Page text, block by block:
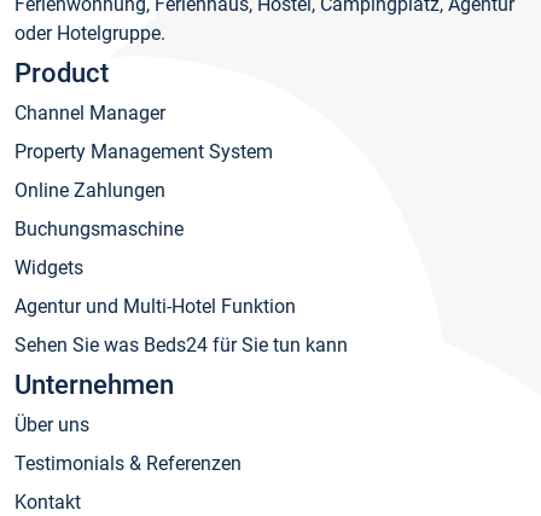
oder Hotelgruppe.
Product
Channel Manager
Property Management System
Online Zahlungen
Buchungsmaschine
Widgets
Agentur und Multi-Hotel Funktion
Sehen Sie was Beds24 für Sie tun kann
Unternehmen
Über uns
Testimonials & Referenzen
Kontakt